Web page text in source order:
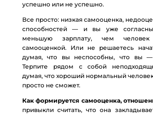
успешно или не успешно.
Все просто: низкая самооценка,
способностей — и вы уже
меньшую зарплату, чем
самооценкой. Или не решаетесь
думая, что вы неспособны, что вы —
Терпите рядом с собой
думая, что хороший нормальный
просто не сможет.
Как формируется самооценка,
привыкли считать, что она